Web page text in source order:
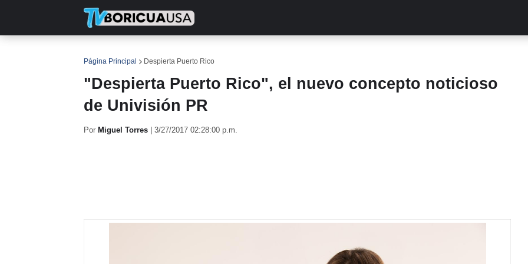
Página Principal Despierta Puerto Rico
"Despierta Puerto Rico", el nuevo concepto noticioso
de Univisión PR
Por Miguel Torres 3/27/2017 02:28:00 p.m.